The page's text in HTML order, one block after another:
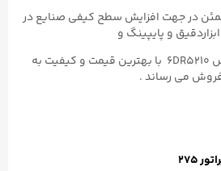
در جهت افزایش سطح کیفی صنایع در
و پایپینگ و
ای توپی پوزیشنر زیمنس 6DR5210 با بهترین قیمت و کیفیت به
می رساند .
۲۷۵